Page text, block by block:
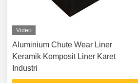
Video
Aluminium Chute Wear Liner
Keramik Komposit Liner Karet
Industri